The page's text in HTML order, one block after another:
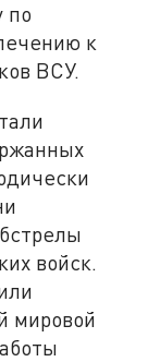
по
к
ВСУ.
войск.
мировой